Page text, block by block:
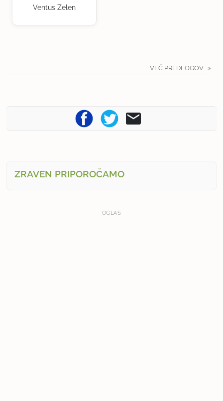
Ventus Zelen
VEČ PREDLOGOV
ZRAVEN PRIPOROČAMO
OGLAS